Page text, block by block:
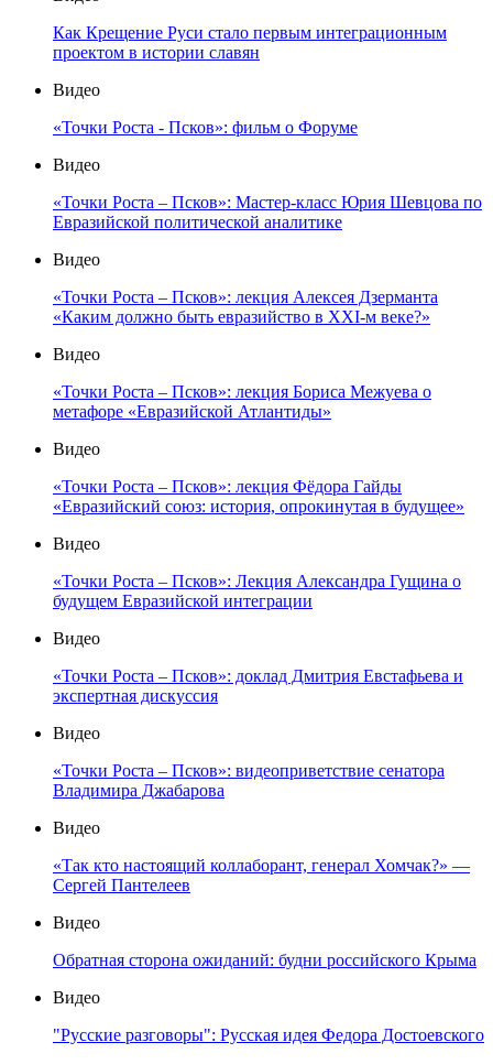
Как Крещение Руси стало первым интеграционным
проектом в истории славян
Видео
«Точки Роста - Псков»: фильм о Форуме
Видео
«Точки Роста – Псков»: Мастер-класс Юрия Шевцова по
Евразийской политической аналитике
Видео
«Точки Роста – Псков»: лекция Алексея Дзерманта
«Каким должно быть евразийство в XXI-м веке?»
Видео
«Точки Роста – Псков»: лекция Бориса Межуева о
метафоре «Евразийской Атлантиды»
Видео
«Точки Роста – Псков»: лекция Фёдора Гайды
«Евразийский союз: история, опрокинутая в будущее»
Видео
«Точки Роста – Псков»: Лекция Александра Гущина о
будущем Евразийской интеграции
Видео
«Точки Роста – Псков»: доклад Дмитрия Евстафьева и
экспертная дискуссия
Видео
«Точки Роста – Псков»: видеоприветствие сенатора
Владимира Джабарова
Видео
«Так кто настоящий коллаборант, генерал Хомчак?» —
Сергей Пантелеев
Видео
Обратная сторона ожиданий: будни российского Крыма
Видео
"Русские разговоры": Русская идея Федора Достоевского